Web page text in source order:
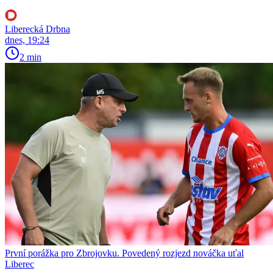
Liberecká Drbna
dnes, 19:24
2 min
První porážka pro Zbrojovku. Povedený rozjezd nováčka uťal
Liberec